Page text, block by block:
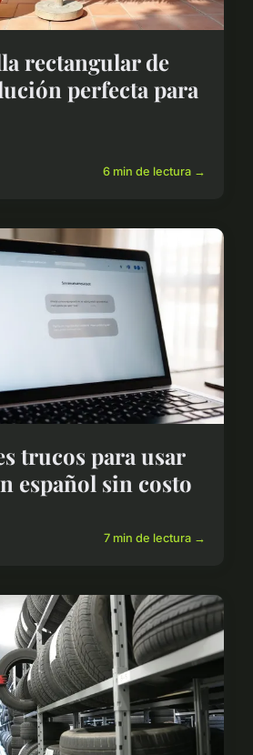
rectangular de
perfecta para
6 min de lectura →
trucos para usar
español sin costo
7 min de lectura →